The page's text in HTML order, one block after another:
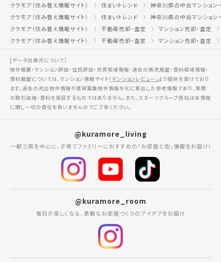
クラモア（住み替え情報サイト）
住まいトレンド
神奈川県の中古マンション
クラモア（住み替え情報サイト）
住まいトレンド
神奈川県の中古マンション
クラモア（住み替え情報サイト）
不動産売却・査定
マンション売却・査定
クラモア（住み替え情報サイト）
不動産売却・査定 マンション売却・査定
[データ出典元について］
物件概要・マンション評価・住民評価・売買相場情報・過去の販売履歴・賃料相場情報・
賃料履歴については、マンション情報サイト「マンションレビュー」より提供を受けており
ます。過去の売出物件情報や賃貸募集物件情報を元に算出した参考情報であり、実際
の取引価格・賃料を保証するものではありません。また、スターツグループ各社は本情報
に関し一切の責任を負いませんのでご了承ください。
@kuramore_living
一都三県を中心に、子育てファミリーにおすすめの「お部屋と街」情報をお届け!
@kuramore_room
毎日が楽しくなる、素敵なお部屋づくりのアイデアをお届け